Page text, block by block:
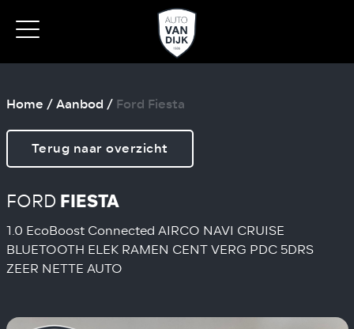
Home /Aanbod / Ford Fiesta
Terug naar overzicht
FORD FIESTA
1.0 EcoBoost Connected AIRCO NAVI CRUISE
BLUETOOTH ELEK RAMEN CENT VERG PDC 5DRS
ZEER NETTE AUTO